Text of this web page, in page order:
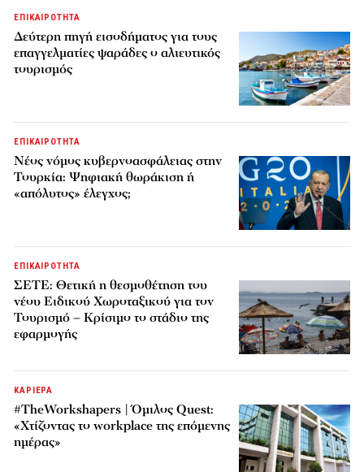
ΕΠΙΚΑΙΡΟΤΗΤΑ
Δεύτερη πηγή εισοδήματος για τους
επαγγελματίες ψαράδες ο αλιευτικός
τουρισμός
ΕΠΙΚΑΙΡΟΤΗΤΑ
Νέος νόμος κυβερνοασφάλειας στην
Τουρκία: Ψηφιακή θωράκιση ή
«απόλυτος» έλεγχος;
ΕΠΙΚΑΙΡΟΤΗΤΑ
ΣΕΤΕ: Θετική η θεσμοθέτηση του
νέου Ειδικού Χωροταξικού για τον
Τουρισμό – Κρίσιμο το στάδιο της
εφαρμογής
ΚΑΡΙΕΡΑ
#TheWorkshapers | Όμιλος Quest:
«Χτίζοντας το workplace της επόμενης
ημέρας»